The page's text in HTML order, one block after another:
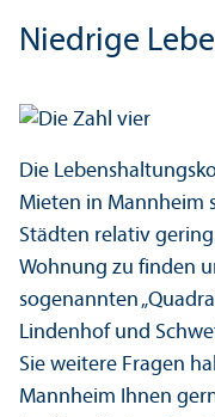
Niedrige
Die
Mieten in Mannheim
Städten relativ
Wohnung zu finden
sogenannten
Lindenhof und
Sie weitere Fragen
Mannheim Ihnen